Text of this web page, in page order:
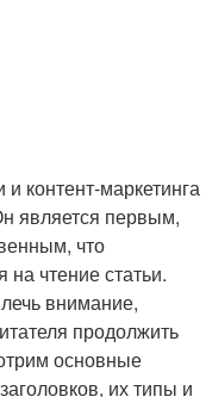
контент-маркетинга
является первым,
что
на чтение статьи.
внимание,
продолжить
основные
их типы и